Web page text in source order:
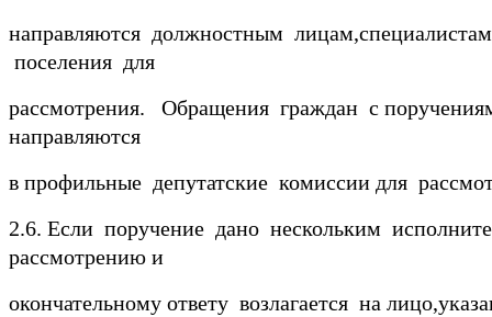
направляются должностным
поселения для
рассмотрения. Обращения граждан с
направляются
в профильные депутатские комиссии для
2.6. Если поручение дано нескольким
рассмотрению и
окончательному ответу возлагается на